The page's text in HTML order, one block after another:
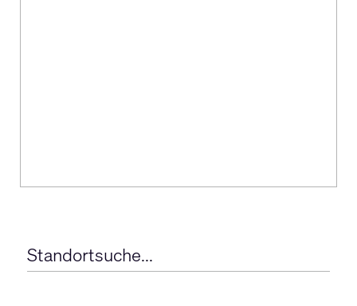
Standortsuche...